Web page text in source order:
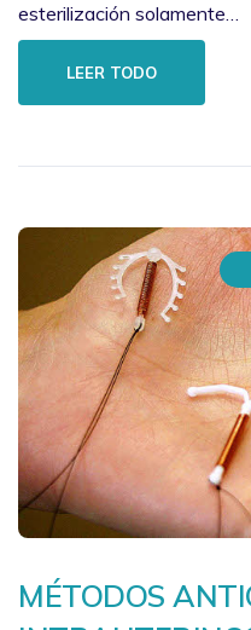
esterilización solamente…
LEER TODO
MÉTODOS